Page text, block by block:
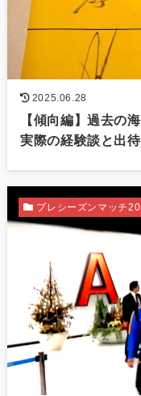
2025.06.28
【傾向編】過去の
実際の経験談と出
プレシーズンマッチ